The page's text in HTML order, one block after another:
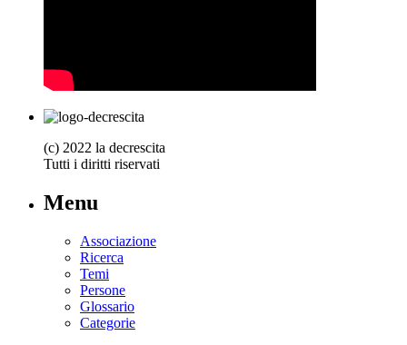
(c) 2022 la decrescita
Tutti i diritti riservati
Menu
Associazione
Ricerca
Temi
Persone
Glossario
Categorie